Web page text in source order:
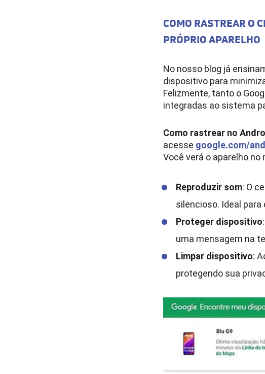
COMO RASTREAR O
PRÓPRIO APARELHO
No nosso blog já
dispositivo para
Felizmente, tanto o
integradas ao sistema
Como rastrear no
acesse google.com/
Você verá o aparelho
Reproduzir som: O
silencioso. Ideal
Proteger dispositivo
uma mensagem na
Limpar dispositivo:
protegendo sua